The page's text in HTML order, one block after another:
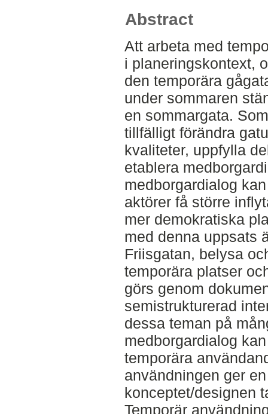
Abstract
Att arbeta med
i planeringskontext,
den temporära
under sommaren
en sommargata.
tillfälligt förändra
kvaliteter, uppfylla
etablera
medborgardialog
aktörer få större
mer demokratiska
med denna uppsats
Friisgatan, belysa
temporära platser
görs genom
semistrukturerad
dessa teman på
medborgardialog
temporära
användningen ger
konceptet/designen
Temporär